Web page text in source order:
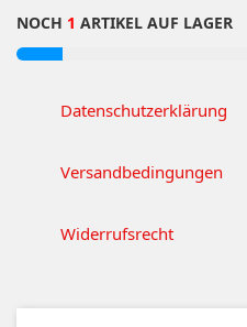
NOCH 1 ARTIKEL AUF LAGER
Datenschutzerklärung
Versandbedingungen
Widerrufsrecht